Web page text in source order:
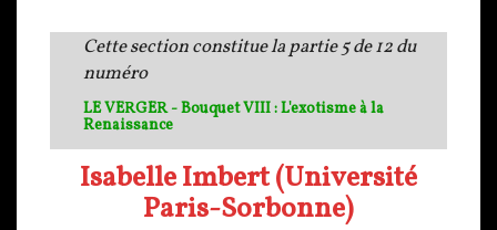
Cette section constitue la partie 5 de 12 du
numéro
LE VERGER - Bouquet VIII : L'exotisme à la
Renaissance
Isabelle Imbert (Université
Paris-Sorbonne)